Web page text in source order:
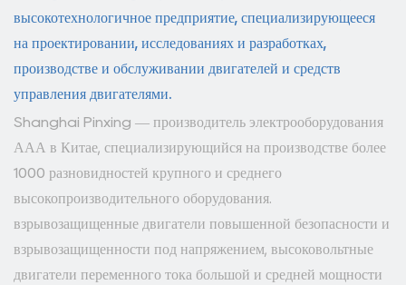
высокотехнологичное предприятие, специализирующееся
на проектировании, исследованиях и разработках,
производстве и обслуживании двигателей и средств
управления двигателями.
Shanghai Pinxing — производитель электрооборудования
ААА в Китае, специализирующийся на производстве более
1000 разновидностей крупного и среднего
высокопроизводительного оборудования.
взрывозащищенные двигатели повышенной безопасности и
взрывозащищенности под напряжением, высоковольтные
двигатели переменного тока большой и средней мощности